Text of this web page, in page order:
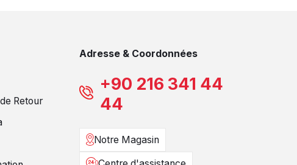
Retour
Adresse & Coordonnées
+90 216 341 44
44
Notre Magasin